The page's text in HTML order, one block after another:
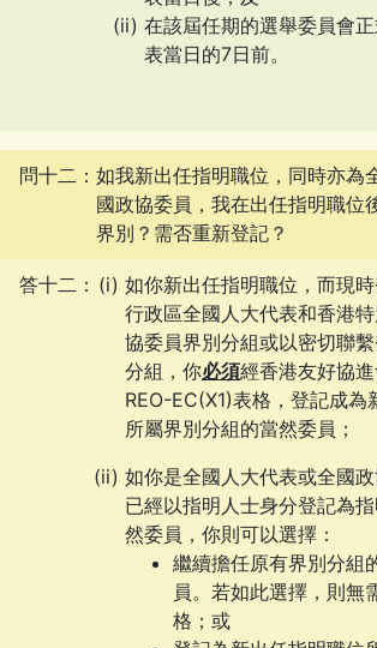
在該屆任期的選舉委員會
表當日的7日前。
問十二：如我新出任指明職位，同時亦為
國政協委員，我在出任指明職位
界別？需否重新登記？
答十二：
如你新出任指明職位，而現
行政區全國人大代表和香港
協委員界別分組或以密切聯
分組，你必須經香港友好協
REO-EC(X1)表格，登記成為
所屬界別分組的當然委員；
如你是全國人大代表或全國
已經以指明人士身分登記為
然委員，你則可以選擇：
繼續擔任原有界別分組
員。若如此選擇，則無
格；或